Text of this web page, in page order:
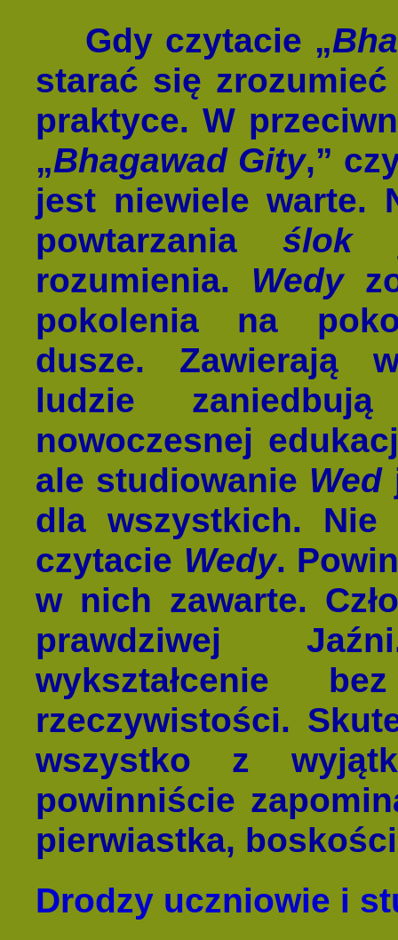
Gdy czytacie „
starać się
praktyce. W
„Bhagawad Gity,”
jest niewiele warte.
powtarzania ślok
rozumienia. Wedy
pokolenia na
dusze. Zawierają
ludzie
nowoczesnej
ale studiowanie Wed
dla wszystkich.
czytacie Wedy.
w nich zawarte.
prawdziwej
wykształcenie
rzeczywistości.
wszystko z
powinniście
pierwiastka,
Drodzy uczniowie i